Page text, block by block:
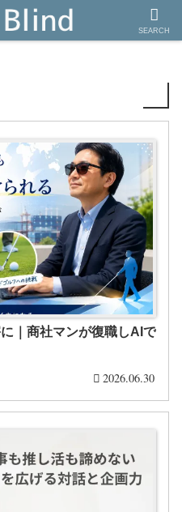
｜商社マンが復職しAIで
2026.06.30
SEARCH